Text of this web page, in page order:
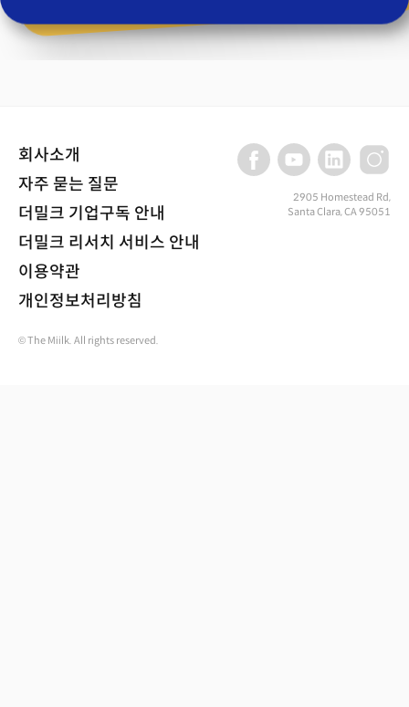
회사소개
자주 묻는 질문
더밀크 기업구독 안내
더밀크 리서치 서비스 안내
이용약관
개인정보처리방침
2905 Homestead Rd,
Santa Clara, CA 95051
© The Miilk. All rights reserved.